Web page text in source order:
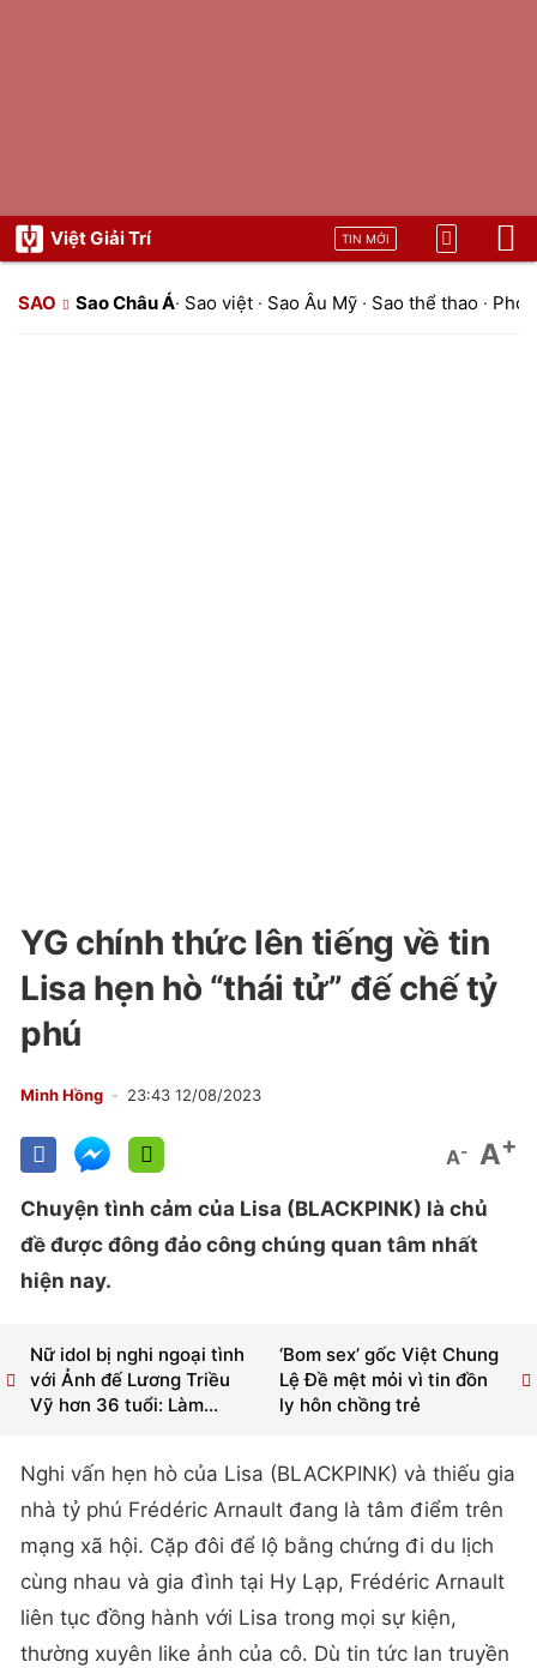
Việt Giải Trí TIN MỚI
SAO Sao Châu Á· Sao việt · Sao Âu Mỹ · Sao thể thao ·
YG chính thức lên tiếng về tin
Lisa hẹn hò “thái tử” đế chế tỷ
phú
Minh Hồng 23:43 12/08/2023
A- A+
Chuyện tình cảm của Lisa (BLACKPINK) là chủ
đề được đông đảo công chúng quan tâm nhất
hiện nay.
‘Bom sex’ gốc Việt Chung
Lệ Đề mệt mỏi vì tin đồn
ly hôn chồng trẻ
Nữ idol bị nghi ngoại tình
với Ảnh đế Lương Triều
Vỹ hơn 36 tuổi: Làm...
Nghi vấn hẹn hò của Lisa (BLACKPINK) và thiếu gia
nhà tỷ phú Frédéric Arnault đang là tâm điểm trên
mạng xã hội. Cặp đôi để lộ bằng chứng đi du lịch
cùng nhau và gia đình tại Hy Lạp, Frédéric Arnault
liên tục đồng hành với Lisa trong mọi sự kiện,
thường xuyên like ảnh của cô. Dù tin tức lan truyền